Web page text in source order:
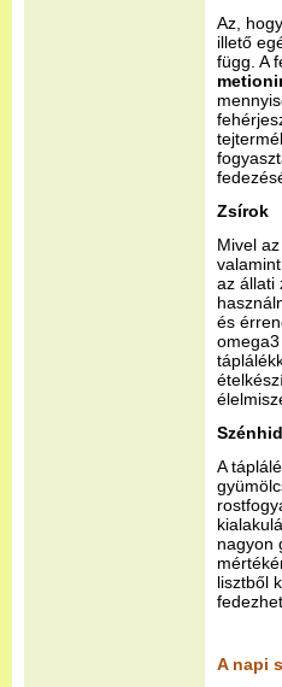
Az,
illető
függ. A
Zsírok
Mivel
az állati
és
A
nagyon
lisztből
A napi